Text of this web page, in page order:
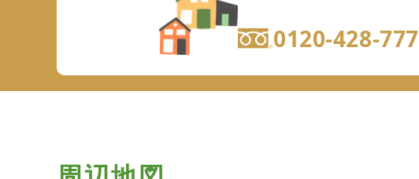
0120-428-777